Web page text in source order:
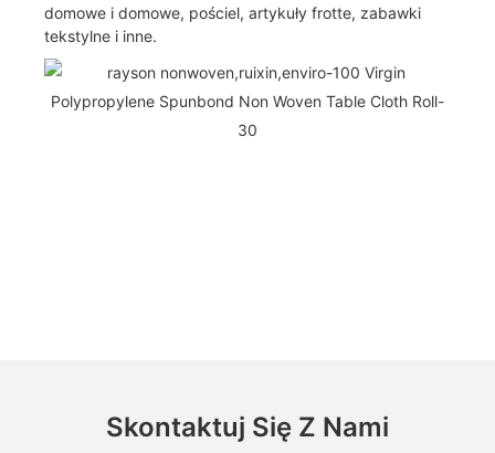
domowe i domowe, pościel, artykuły frotte, zabawki
tekstylne i inne.
Skontaktuj Się Z Nami